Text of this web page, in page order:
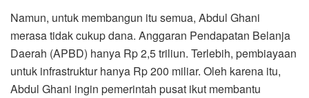
Namun, untuk membangun itu semua, Abdul Ghani
merasa tidak cukup dana. Anggaran Pendapatan Belanja
Daerah (APBD) hanya Rp 2,5 triliun. Terlebih, pembiayaan
untuk infrastruktur hanya Rp 200 miliar. Oleh karena itu,
Abdul Ghani ingin pemerintah pusat ikut membantu